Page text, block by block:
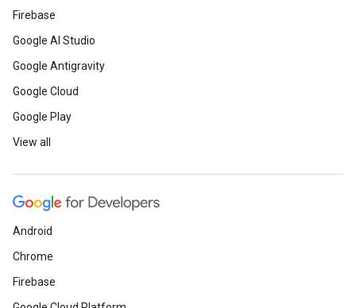
Firebase
Google AI Studio
Google Antigravity
Google Cloud
Google Play
View all
Android
Chrome
Firebase